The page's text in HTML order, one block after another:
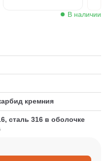
В наличии
кремния
сталь 316 в оболочке